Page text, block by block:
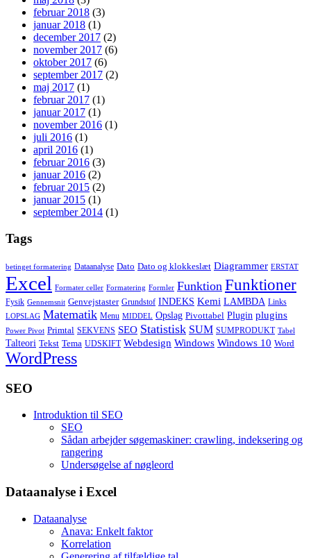
februar 2018 (3)
januar 2018 (1)
december 2017 (2)
november 2017 (6)
oktober 2017 (6)
september 2017 (2)
maj 2017 (1)
februar 2017 (1)
januar 2017 (1)
november 2016 (1)
juli 2016 (1)
april 2016 (1)
februar 2016 (3)
januar 2016 (2)
februar 2015 (2)
januar 2015 (1)
september 2014 (1)
Tags
betinget formatering Dataanalyse Dato Dato og klokkeslæt Diagrammer ERSTAT
Excel Formater celler Formatering Formler Funktion Funktioner
Fysik Gennemsnit Genvejstaster Grundstof INDEKS Kemi LAMBDA Links
LOPSLAG Matematik Menu MIDDEL Opslag Pivottabel Plugin plugins
Power Pivot Primtal SEKVENS SEO Statistisk SUM SUMPRODUKT Tabel
Talteori Tekst Tema UDSKIFT Webdesign Windows Windows 10 Word
WordPress
SEO
Introduktion til SEO
SEO
Sådan arbejder søgemaskiner: crawling, indeksering og
rangering
Undersøgelse af nøgleord
Dataanalyse i Excel
Dataanalyse
Anava: Enkelt faktor
Korrelation